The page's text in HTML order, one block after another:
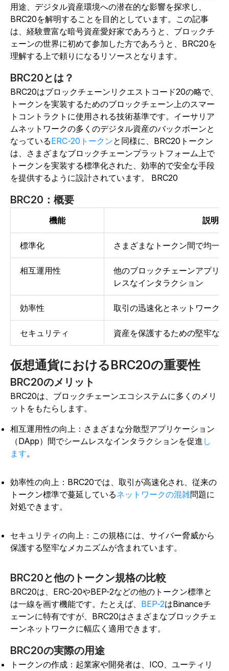
用途、デジタル資産環境への潜在的な影響を探求し、
BRC20を解明することを目的としています。この記事
は、経験豊富な暗号資産愛好家であろうと、ブロックチ
ェーンの世界に初めて参加した方であろうと、BRC20を
理解する上で頼りになるリソースとなります。
BRC20とは？
BRC20はブロックチェーンリクエストコード20の略で、
トークンを実装するためのブロックチェーン上のスマー
トコントラクトに使用される技術基準です。イーサリア
ムネットワークの多くのデジタル資産のバックボーンと
なっているERC-20トークンと同様に、BRC20トークン
は、さまざまなブロックチェーンプラットフォーム上で
トークンを実装する標準化された、効率的で安全な手段
を提供するように設計されています。
BRC20
BRC20：概要
機能 説明
標準化 さまざまなトークン間で均一
相互運用性
他のブロックチェーンアプリ
レスなインタラクション
効率性 取引の迅速化とネットワーク
セキュリティ 資産を保護するための堅牢な
仮想通貨におけるBRC20の重要性
BRC20のメリット
BRC20は、ブロックチェーンエコシステムに多くのメリ
ットをもたらします。
相互運用性の向上：さまざまな分散型アプリケーション
（DApp）間でシームレスなインタラクションを促進 し
ます。
効率性の向上：BRC20では、取引が高速化され、 従来の
トークン標準で蔓延しているネットワークの混雑問題に
対処できます。
セキュリティの向上：この規格には、サイバー脅威から
保護する堅牢なメカニズムが含まれています。
BRC20と他のトークン規格の比較
BRC20は、ERC-20やBEP-2などの他のトークン標準と
は一線を画す機能です。たとえば、 BEP-2はBinanceチ
ェーンに特有ですが、BRC20はさまざまなブロックチェ
ーンネットワークに幅広く適用できます。
BRC20の実際の用途
トークンの作成：起業家や開発者は、ICO、ユーティリ